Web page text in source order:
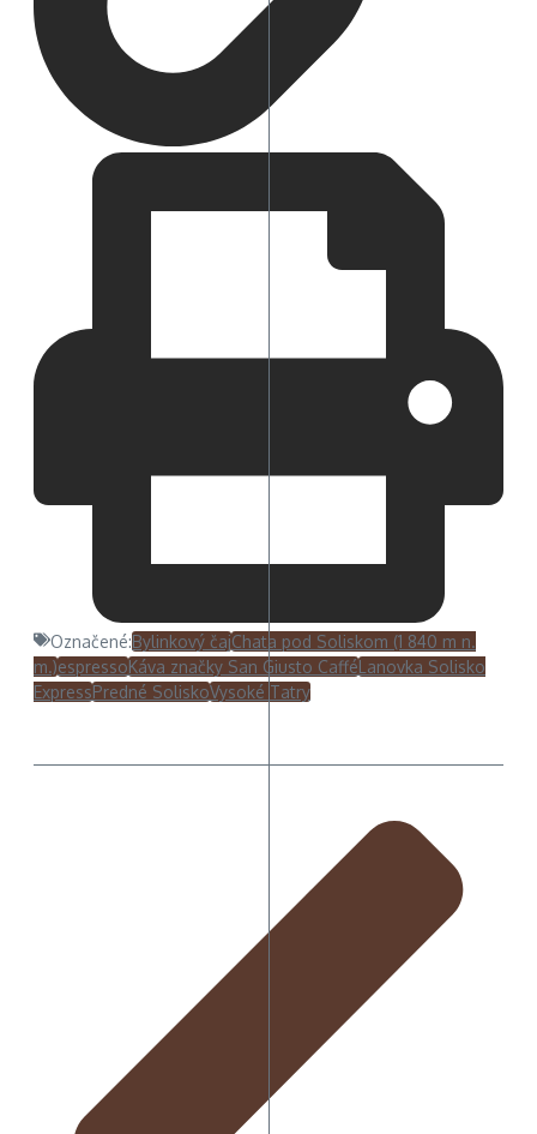
Označené:Bylinkový čajChata pod Soliskom (1 840 m n.
m.)espressoKáva značky San Giusto CafféLanovka Solisko
ExpressPredné SoliskoVysoké Tatry